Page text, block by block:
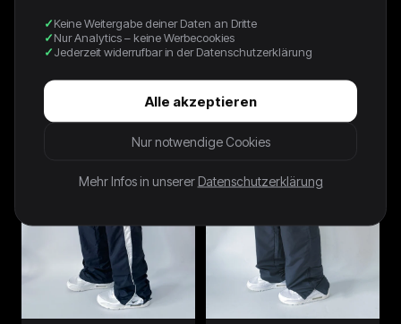
NAVY INTER MILAN
TRACKSUIT - 2000S - L
250,00 €
BLACK JUVENTUS NIKE TRACK
JACKET - 2000S - L
70,00 €
Keine Weitergabe deiner Daten an Dritte
Nur Analytics – keine Werbecookies
Jederzeit widerrufbar in der Datenschutzerklärung
Alle akzeptieren
Nur notwendige Cookies
Mehr Infos in unserer Datenschutzerklärung